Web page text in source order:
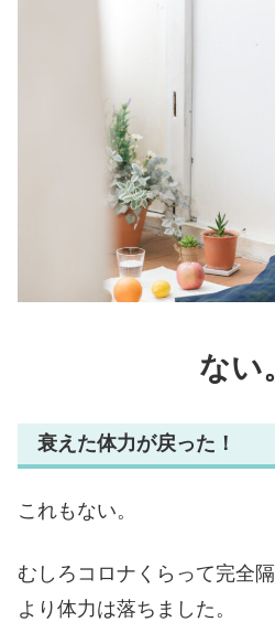
ない
衰えた体力が戻った！
これもない。
むしろコロナくらって完全
より体力は落ちました。